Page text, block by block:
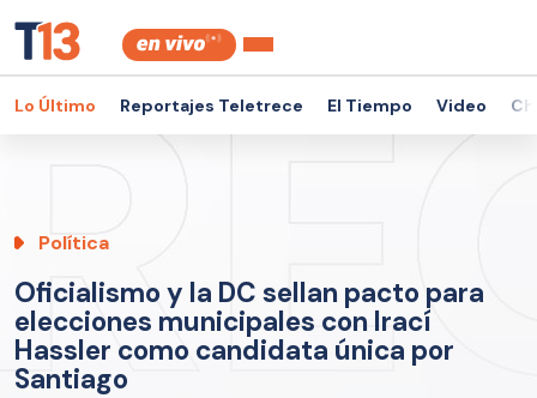
Lo Último Reportajes Teletrece El Tiempo Video
Política
Oficialismo y la DC sellan pacto para
elecciones municipales con Irací
Hassler como candidata única por
Santiago